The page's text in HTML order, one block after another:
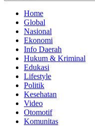
Home
Global
Nasional
Ekonomi
Info Daerah
Hukum & Kriminal
Edukasi
Lifestyle
Politik
Kesehatan
Video
Otomotif
Komunitas